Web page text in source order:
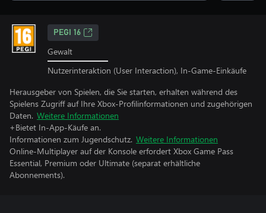
PEGI 16
Gewalt
Nutzerinteraktion (User Interaction), In-Game-Einkäufe
Herausgeber von Spielen, die Sie starten, erhalten während des
Spielens Zugriff auf Ihre Xbox-Profilinformationen und zugehörigen
Daten. Weitere Informationen
+Bietet In-App-Käufe an.
Informationen zum Jugendschutz. Weitere Informationen
Online-Multiplayer auf der Konsole erfordert Xbox Game Pass
Essential, Premium oder Ultimate (separat erhältliche
Abonnements).